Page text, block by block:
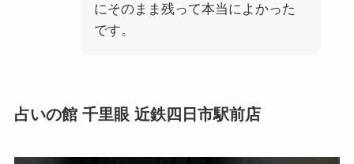
にそのまま残って本当によかった
です。
占いの館 千里眼 近鉄四日市駅前店